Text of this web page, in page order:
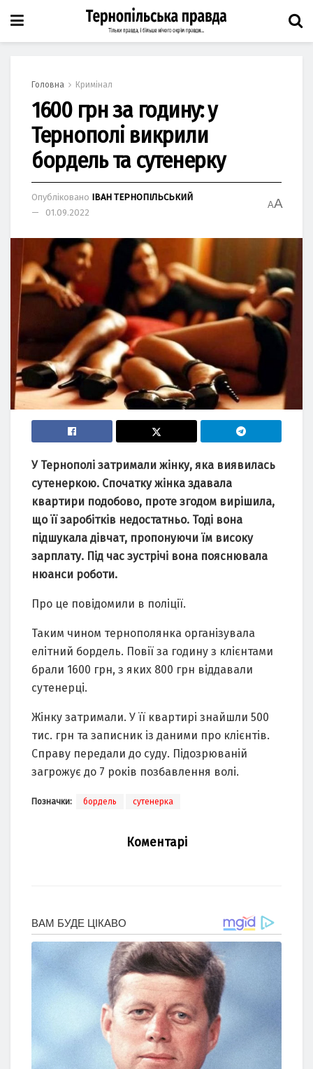
Головна Кримінал
1600 грн за годину: у
Тернополі викрили
бордель та сутенерку
Опубліковано ІВАН ТЕРНОПІЛЬСЬКИЙ
01.09.2022
AA
У Тернополі затримали жінку, яка виявилась
сутенеркою. Спочатку жінка здавала
квартири подобово, проте згодом вирішила,
що її заробітків недостатньо. Тоді вона
підшукала дівчат, пропонуючи їм високу
зарплату. Під час зустрічі вона пояснювала
нюанси роботи.
Про це повідомили в поліції.
Таким чином тернополянка організувала
елітний бордель. Повії за годину з клієнтами
брали 1600 грн, з яких 800 грн віддавали
сутенерці.
Жінку затримали. У її квартирі знайшли 500
тис. грн та записник із даними про клієнтів.
Справу передали до суду. Підозрюваній
загрожує до 7 років позбавлення волі.
Позначки: бордель сутенерка
Коментарі